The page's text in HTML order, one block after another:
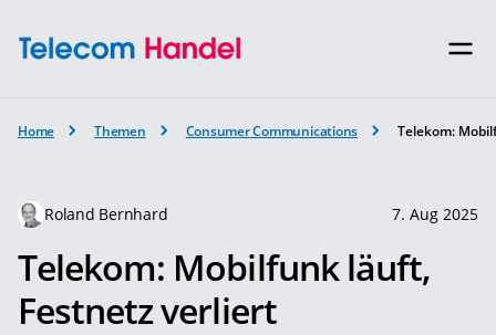
Home Themen Consumer Communications Telekom:
Roland Bernhard 7. Aug 2025
Telekom: Mobilfunk läuft,
Festnetz verliert